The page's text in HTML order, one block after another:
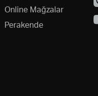
Online Mağzalar
Perakende